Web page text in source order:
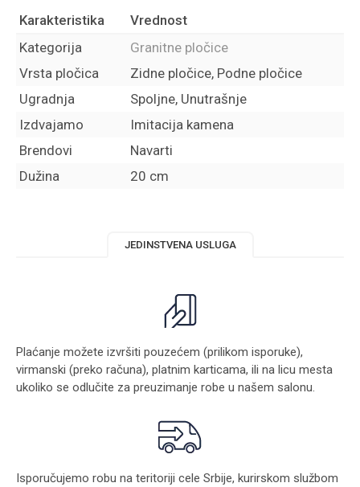
Karakteristika
Vrednost
Kategorija
Granitne pločice
Vrsta pločica
Zidne pločice, Podne pločice
Ugradnja
Spoljne, Unutrašnje
Izdvajamo
Imitacija kamena
Brendovi
Navarti
Dužina
20 cm
JEDINSTVENA USLUGA
Plaćanje možete izvršiti pouzećem (prilikom isporuke),
virmanski (preko računa), platnim karticama, ili na licu mesta
ukoliko se odlučite za preuzimanje robe u našem salonu.
Isporučujemo robu na teritoriji cele Srbije, kurirskom službom